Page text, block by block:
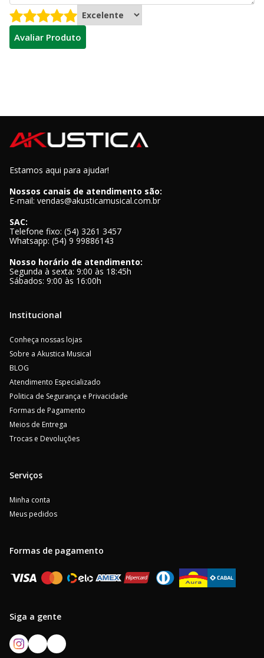
Avaliar Produto
Estamos aqui para ajudar!
Nossos canais de atendimento são:
E-mail: vendas@akusticamusical.com.br
SAC:
Telefone fixo: (54) 3261 3457
Whatsapp: (54) 9 99886143
Nosso horário de atendimento:
Segunda à sexta: 9:00 às 18:45h
Sábados: 9:00 às 16:00h
Institucional
Conheça nossas lojas
Sobre a Akustica Musical
BLOG
Atendimento Especializado
Politica de Segurança e Privacidade
Formas de Pagamento
Meios de Entrega
Trocas e Devoluções
Serviços
Minha conta
Meus pedidos
Formas de pagamento
Siga a gente